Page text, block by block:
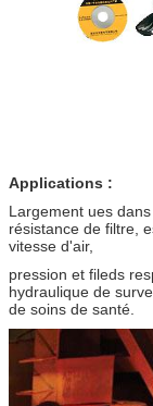
Applications :
Largement ues
résistance de filtre,
vitesse d'air,
pression et fileds
hydraulique de
de soins de santé.